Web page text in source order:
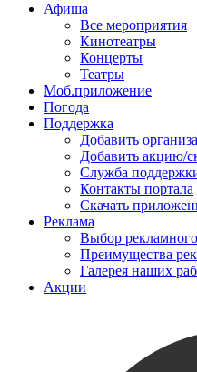
Афиша
Все мероприятия
Кинотеатры
Концерты
Театры
Моб.приложение
Погода
Поддержка
Добавить
Добавить акцию/
Служба
Контакты портала
Скачать
Реклама
Выбор
Преимущества
Галерея наших
Акции